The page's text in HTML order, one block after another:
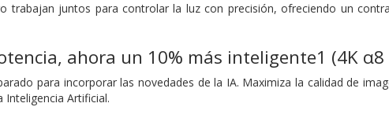
trabajan juntos para controlar la luz con precisión, ofreciendo un
ahora un 10% más inteligente1 (4K α8
para incorporar las novedades de la IA. Maximiza la calidad de
Inteligencia Artificial.